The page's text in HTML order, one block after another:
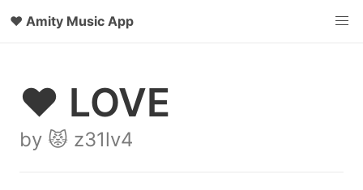
♥ Amity Music App
♥ LOVE
by 😾 z31lv4